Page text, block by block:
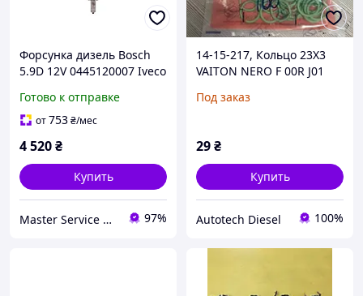
Форсунка дизель Bosch
5.9D 12V 0445120007 Iveco
(2R0198133, 1405332,
1407306, 1409652
Готово к отправке
от753₴/мес
4 520₴
Купить
Master Service Киев 97%
14-15-217, Кольцо 23X3
VAITON NERO F 00R J01
Под заказ
29₴
Купить
Autotech Diesel 100%